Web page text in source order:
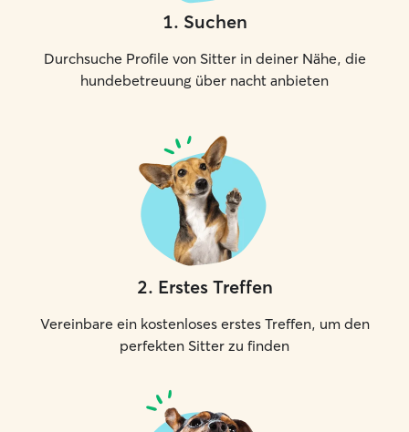
1. Suchen
Durchsuche Profile von Sitter in deiner Nähe, die
hundebetreuung über nacht anbieten
2. Erstes Treffen
Vereinbare ein kostenloses erstes Treffen, um den
perfekten Sitter zu finden